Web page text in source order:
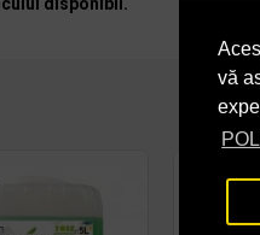
vă